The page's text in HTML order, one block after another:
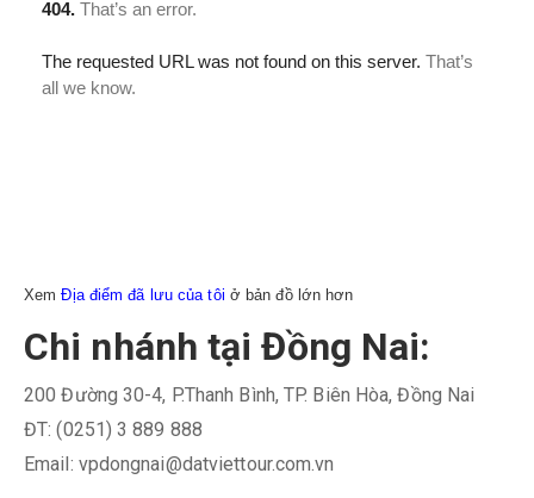
XemĐịa điểm đã lưu của tôi ở bản đồ lớn hơn
Chi nhánh tại Đồng Nai:
200 Đường 30-4, P.Thanh Bình, TP. Biên Hòa, Đồng Nai
ĐT: (0251) 3 889 888
Email: vpdongnai@datviettour.com.vn